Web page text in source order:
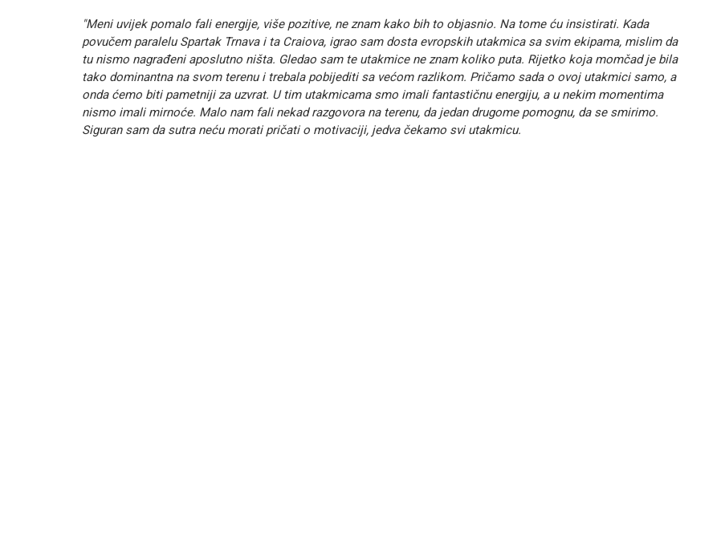
"Meni uvijek pomalo fali energije, više pozitive, ne znam kako bih to objasnio. Na tome ću insistirati. Kada
povučem paralelu Spartak Trnava i ta Craiova, igrao sam dosta evropskih utakmica sa svim ekipama, mislim da
tu nismo nagrađeni aposlutno ništa. Gledao sam te utakmice ne znam koliko puta. Rijetko koja momčad je bila
tako dominantna na svom terenu i trebala pobijediti sa većom razlikom. Pričamo sada o ovoj utakmici samo, a
onda ćemo biti pametniji za uzvrat. U tim utakmicama smo imali fantastičnu energiju, a u nekim momentima
nismo imali mirnoće. Malo nam fali nekad razgovora na terenu, da jedan drugome pomognu, da se smirimo.
Siguran sam da sutra neću morati pričati o motivaciji, jedva čekamo svi utakmicu.